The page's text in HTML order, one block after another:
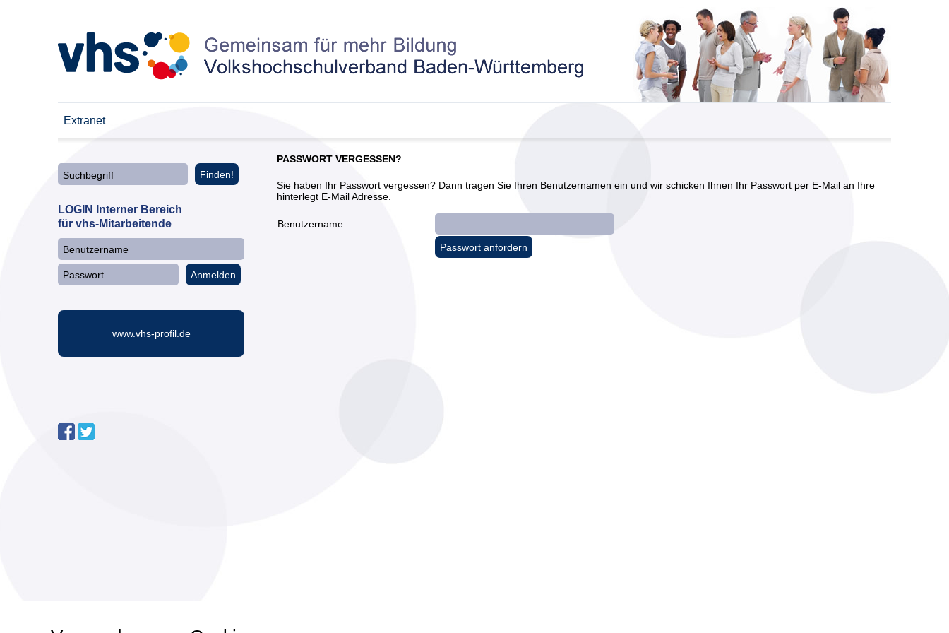
Extranet
PASSWORT VERGESSEN?
Sie haben Ihr Passwort vergessen? Dann tragen Sie Ihren Benutzernamen ein und wir schicken Ihnen Ihr Passwort per E-Mail an Ihre
hinterlegt E-Mail Adresse.
Benutzername
Suchbegriff Finden!
LOGIN Interner Bereich
für vhs-Mitarbeitende
Anmelden
www.vhs-profil.de